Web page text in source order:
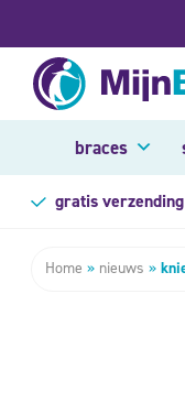
braces
gratis verzending
Home » nieuws »